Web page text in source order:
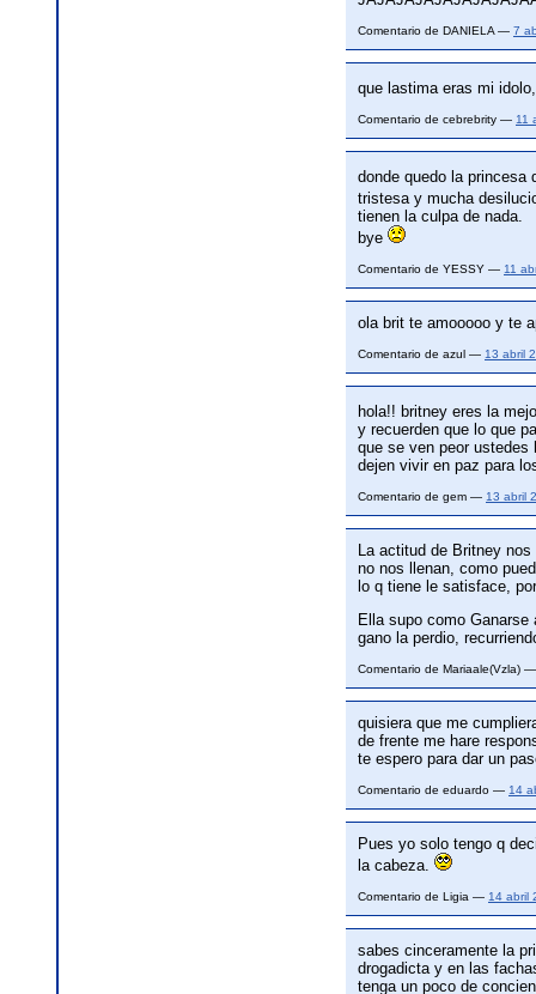
Comentario de DANIELA — 7
que lastima eras mi
Comentario de cebrebrity — 11
donde quedo la princesa
tristesa y mucha
tienen la culpa de nada.
bye
Comentario de YESSY — 11
ola brit te amooooo y te
Comentario de azul — 13 abril
hola!! britney eres la
y recuerden que lo que
que se ven peor ustedes
dejen vivir en paz para
Comentario de gem — 13 abril
La actitud de Britney
no nos llenan, como
lo q tiene le satisface,
Ella supo como
gano la perdio,
Comentario de Mariaale(Vzla)
quisiera que me
de frente me hare
te espero para dar un
Comentario de eduardo — 14
Pues yo solo tengo q
la cabeza.
Comentario de Ligia — 14 abril
sabes cinceramente la
drogadicta y en las
tenga un poco de